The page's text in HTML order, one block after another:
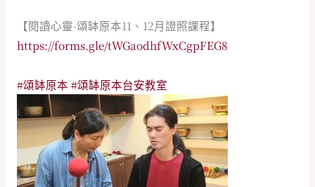
【閱讀心靈-頌缽原本11、12月證照課程】
https://forms.gle/tWGaodhfWxCgpFEG8
#頌缽原本 #頌缽原本台安教室